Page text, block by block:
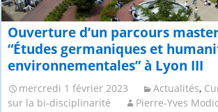
Ouverture d’un parcours master
“Études germaniques et
environnementales” à Lyon III
mercredi 1 février 2023 Actualités,
sur la bi-disciplinarité
Pierre-Yves